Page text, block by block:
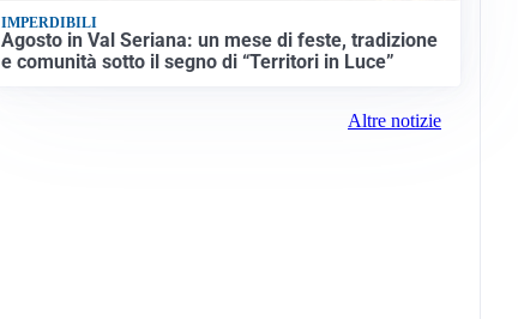
IMPERDIBILI
Agosto in Val Seriana: un mese di feste, tradizione
e comunità sotto il segno di “Territori in Luce”
Altre notizie